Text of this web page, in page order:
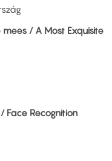
/ A Most Exquisite
Face Recognition